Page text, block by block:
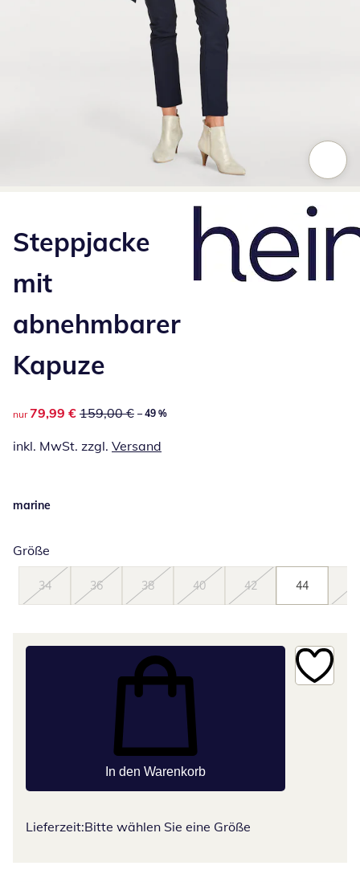
Steppjacke
mit
abnehmbarer
Kapuze
reduzierter Preis 79,99 €, vorheriger Preis: 159,00 €
nur 79,99 € 159,00 € – 49 %
inkl. MwSt. zzgl. Versand
marine
Größe
34 36 38 40 42 44
In den Warenkorb
Lieferzeit:Bitte wählen Sie eine Größe